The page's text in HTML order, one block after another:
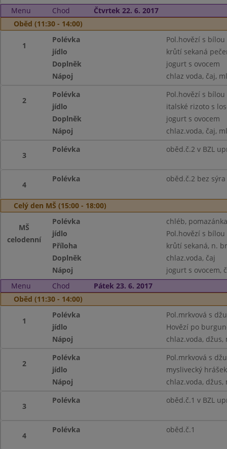
Menu
Chod
Čtvrtek 22. 6. 2017
Oběd (11:30 - 14:00)
1
Polévka
Pol.hovězí s
jídlo
krůtí sekaná
Doplněk
jogurt s ovocem
Nápoj
chlaz voda, čaj,
2
Polévka
Pol.hovězí s
jídlo
italské rizoto s
Doplněk
jogurt s ovocem
Nápoj
chlaz.voda, čaj,
3
Polévka oběd.č.2 v BZL
4
Polévka oběd.č.2 bez sýra
Celý den MŠ (15:00 - 18:00)
MŠ
celodenní
Polévka
chléb,
jídlo
Pol.hovězí s
Příloha
krůtí sekaná, n.
Doplněk
chlaz.voda, čaj
Nápoj
jogurt s ovocem,
Menu
Chod
Pátek 23. 6. 2017
Oběd (11:30 - 14:00)
1
Polévka
Pol.mrkvová s
jídlo
Hovězí po
Nápoj
chlaz.voda, džus,
2
Polévka
Pol.mrkvová s
jídlo
myslivecký
Nápoj
chlaz.voda, džus,
3
Polévka oběd.č.1 v BZL
4
Polévka oběd.č.1